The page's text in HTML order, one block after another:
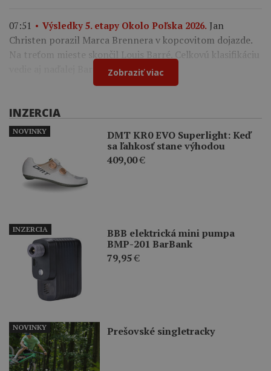
07:51 Výsledky 5. etapy Okolo Poľska 2026. Jan
Christen porazil Marca Brennera v kopcovitom dojazde.
Na treťom mieste skončil Louis Barré. Celkovú klasifikáciu
vedie aj naďalej Bart Lemmen.
Zobraziť viac
INZERCIA
DMT KR0 EVO Superlight: Keď
sa ľahkosť stane výhodou
409,00€
NOVINKY
BBB elektrická mini pumpa
BMP-201 BarBank
79,95€
INZERCIA
Prešovské singletracky
NOVINKY